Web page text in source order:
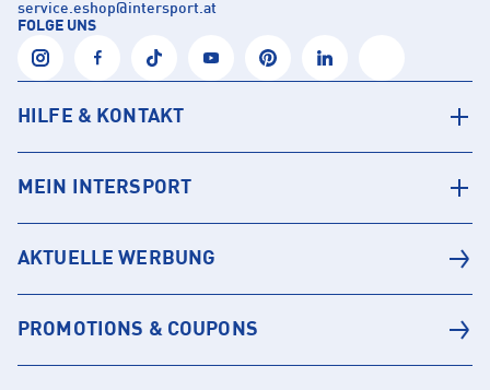
service.eshop@intersport.at
FOLGE UNS
HILFE & KONTAKT
MEIN INTERSPORT
AKTUELLE WERBUNG
PROMOTIONS & COUPONS